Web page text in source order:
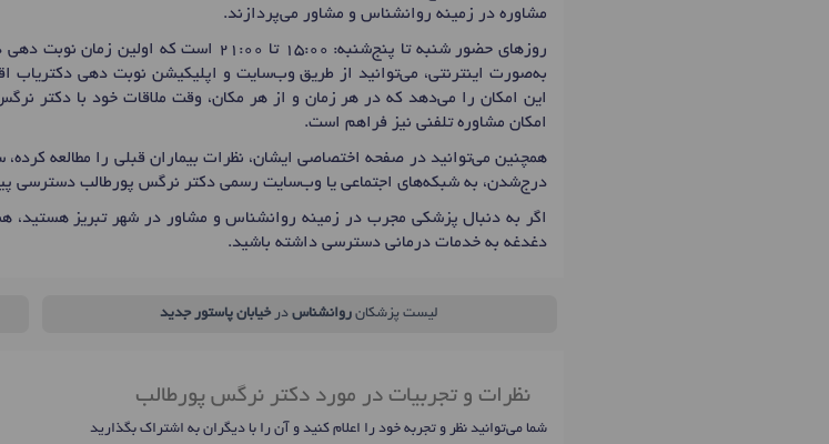
مشاوره در زمینه روانشناس و مشاور می‌پردازند.
روزهای حضور شنبه تا پنج‌شنبه: 15:00 تا 21:00 است که اولین زمان نوبت دهی دکتر نرگس پورطالب برای
به‌صورت اینترنتی، می‌توانید از طریق وب‌سایت و اپلیکیشن نوبت دهی دکتریاب
این امکان را می‌دهد که در هر زمان و از هر مکان، وقت ملاقات خود با دکتر
امکان مشاوره تلفنی نیز فراهم است.
همچنین می‌توانید در صفحه اختصاصی ایشان، نظرات بیماران قبلی را مطالعه
درج‌شدن، به شبکه‌های اجتماعی یا وب‌سایت رسمی دکتر نرگس پورطالب دسترسی
اگر به دنبال پزشکی مجرب در زمینه روانشناس و مشاور در شهر تبریز هستید،
دغدغه به خدمات درمانی دسترسی داشته باشید.
لیست پزشکان روانشناسدر خیابان پاستور جدید
نظرات و تجربیات در مورد دکتر نرگس پورطالب
شما می‌توانید نظر و تجربه خود را اعلام کنید و آن را با دیگران به اشتراک بگذارید